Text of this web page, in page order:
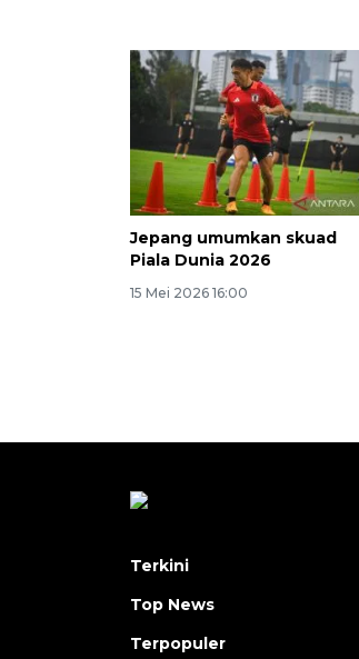
Jepang umumkan skuad
Piala Dunia 2026
15 Mei 2026 16:00
Terkini
Top News
Terpopuler